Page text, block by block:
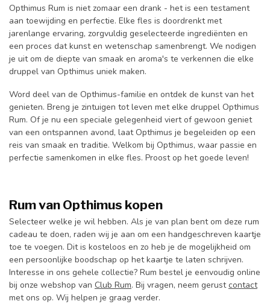
Opthimus Rum is niet zomaar een drank - het is een testament
aan toewijding en perfectie. Elke fles is doordrenkt met
jarenlange ervaring, zorgvuldig geselecteerde ingrediënten en
een proces dat kunst en wetenschap samenbrengt. We nodigen
je uit om de diepte van smaak en aroma's te verkennen die elke
druppel van Opthimus uniek maken.
Word deel van de Opthimus-familie en ontdek de kunst van het
genieten. Breng je zintuigen tot leven met elke druppel Opthimus
Rum. Of je nu een speciale gelegenheid viert of gewoon geniet
van een ontspannen avond, laat Opthimus je begeleiden op een
reis van smaak en traditie. Welkom bij Opthimus, waar passie en
perfectie samenkomen in elke fles. Proost op het goede leven!
Rum van Opthimus kopen
Selecteer welke je wil hebben. Als je van plan bent om deze rum
cadeau te doen, raden wij je aan om een handgeschreven kaartje
toe te voegen. Dit is kosteloos en zo heb je de mogelijkheid om
een persoonlijke boodschap op het kaartje te laten schrijven.
Interesse in ons gehele collectie? Rum bestel je eenvoudig online
bij onze webshop van Club Rum. Bij vragen, neem gerustcontact
met ons op. Wij helpen je graag verder.